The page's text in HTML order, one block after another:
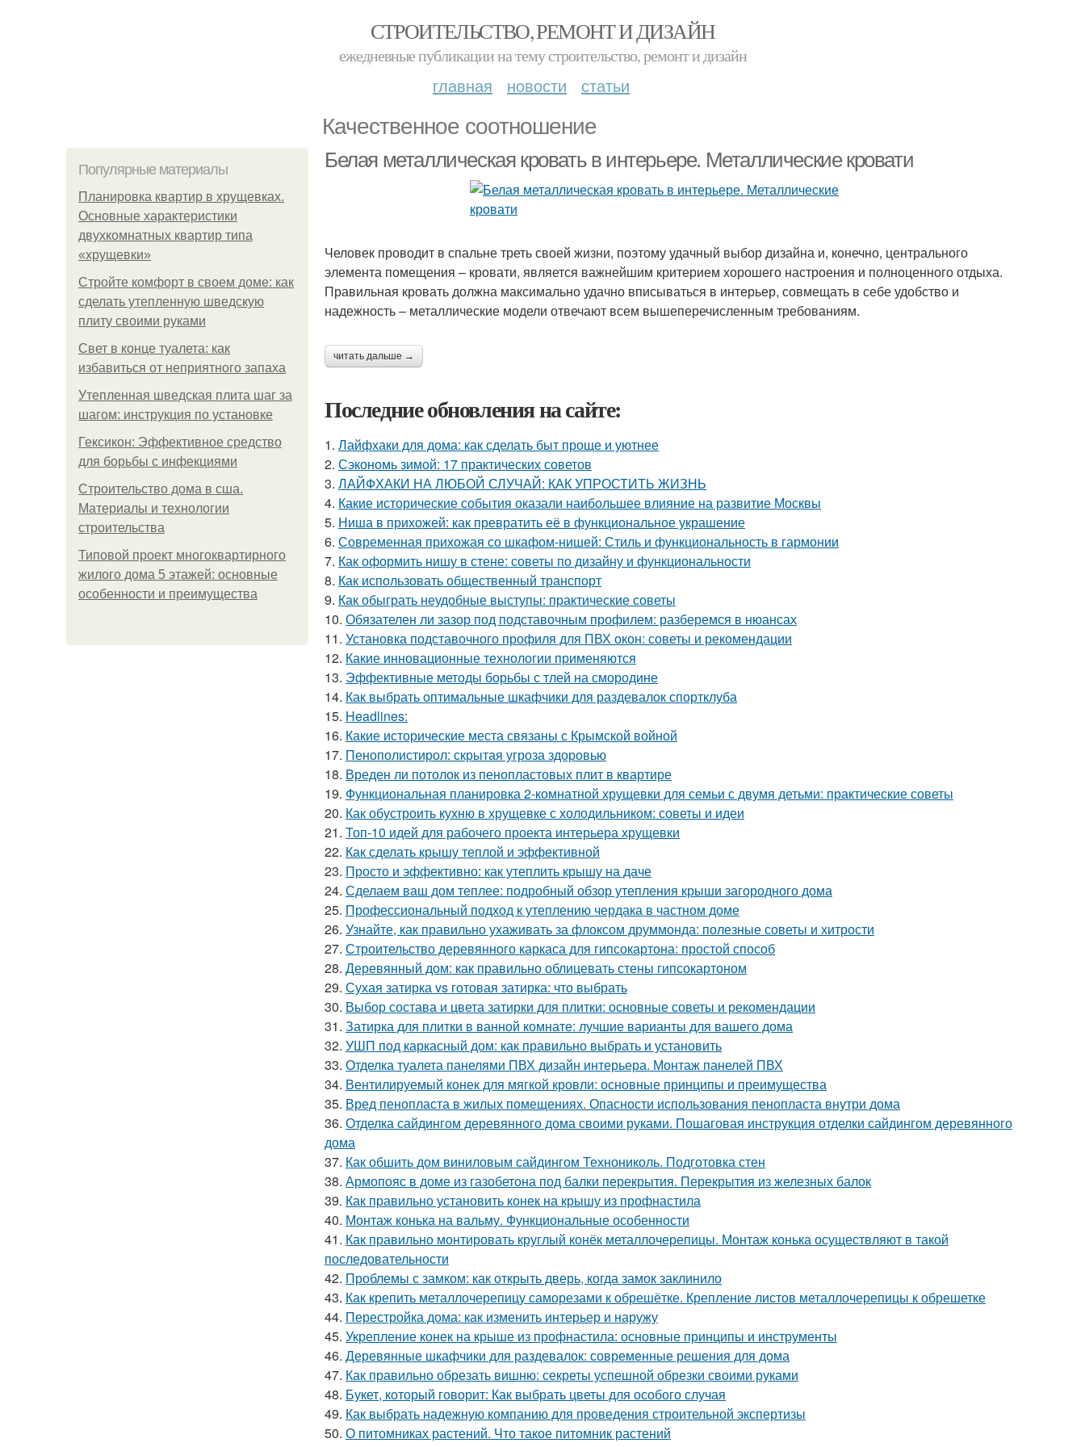
СТРОИТЕЛЬСТВО, РЕМОНТ И ДИЗАЙН
ежедневные публикации на тему строительство, ремонт и дизайн
главная новости статьи
Качественное соотношение
Популярные материалы
Планировка квартир в хрущевках.
Основные характеристики
двухкомнатных квартир типа
«хрущевки»
Стройте комфорт в своем доме: как
сделать утепленную шведскую
плиту своими руками
Свет в конце туалета: как
избавиться от неприятного запаха
Утепленная шведская плита шаг за
шагом: инструкция по установке
Гексикон: Эффективное средство
для борьбы с инфекциями
Строительство дома в сша.
Материалы и технологии
строительства
Типовой проект многоквартирного
жилого дома 5 этажей: основные
особенности и преимущества
Белая металлическая кровать в интерьере. Металлические кровати
Человек проводит в спальне треть своей жизни, поэтому удачный выбор дизайна и, конечно, центрального
элемента помещения – кровати, является важнейшим критерием хорошего настроения и полноценного отдыха.
Правильная кровать должна максимально удачно вписываться в интерьер, совмещать в себе удобство и
надежность – металлические модели отвечают всем вышеперечисленным требованиям.
читать дальше →
Последние обновления на сайте:
1. Лайфхаки для дома: как сделать быт проще и уютнее
2. Сэкономь зимой: 17 практических советов
3. ЛАЙФХАКИ НА ЛЮБОЙ СЛУЧАЙ: КАК УПРОСТИТЬ ЖИЗНЬ
4. Какие исторические события оказали наибольшее влияние на развитие Москвы
5. Ниша в прихожей: как превратить её в функциональное украшение
6. Современная прихожая со шкафом-нишей: Стиль и функциональность в гармонии
7. Как оформить нишу в стене: советы по дизайну и функциональности
8. Как использовать общественный транспорт
9. Как обыграть неудобные выступы: практические советы
10. Обязателен ли зазор под подставочным профилем: разберемся в нюансах
11. Установка подставочного профиля для ПВХ окон: советы и рекомендации
12. Какие инновационные технологии применяются
13. Эффективные методы борьбы с тлей на смородине
14. Как выбрать оптимальные шкафчики для раздевалок спортклуба
15. Headlines:
16. Какие исторические места связаны с Крымской войной
17. Пенополистирол: скрытая угроза здоровью
18. Вреден ли потолок из пенопластовых плит в квартире
19. Функциональная планировка 2-комнатной хрущевки для семьи с двумя детьми: практические советы
20. Как обустроить кухню в хрущевке с холодильником: советы и идеи
21. Топ-10 идей для рабочего проекта интерьера хрущевки
22. Как сделать крышу теплой и эффективной
23. Просто и эффективно: как утеплить крышу на даче
24. Сделаем ваш дом теплее: подробный обзор утепления крыши загородного дома
25. Профессиональный подход к утеплению чердака в частном доме
26. Узнайте, как правильно ухаживать за флоксом друммонда: полезные советы и хитрости
27. Строительство деревянного каркаса для гипсокартона: простой способ
28. Деревянный дом: как правильно облицевать стены гипсокартоном
29. Сухая затирка vs готовая затирка: что выбрать
30. Выбор состава и цвета затирки для плитки: основные советы и рекомендации
31. Затирка для плитки в ванной комнате: лучшие варианты для вашего дома
32. УШП под каркасный дом: как правильно выбрать и установить
33. Отделка туалета панелями ПВХ дизайн интерьера. Монтаж панелей ПВХ
34. Вентилируемый конек для мягкой кровли: основные принципы и преимущества
35. Вред пенопласта в жилых помещениях. Опасности использования пенопласта внутри дома
36. Отделка сайдингом деревянного дома своими руками. Пошаговая инструкция отделки сайдингом деревянного
дома
37. Как обшить дом виниловым сайдингом Технониколь. Подготовка стен
38. Армопояс в доме из газобетона под балки перекрытия. Перекрытия из железных балок
39. Как правильно установить конек на крышу из профнастила
40. Монтаж конька на вальму. Функциональные особенности
41. Как правильно монтировать круглый конёк металлочерепицы. Монтаж конька осуществляют в такой
последовательности
42. Проблемы с замком: как открыть дверь, когда замок заклинило
43. Как крепить металлочерепицу саморезами к обрешётке. Крепление листов металлочерепицы к обрешетке
44. Перестройка дома: как изменить интерьер и наружу
45. Укрепление конек на крыше из профнастила: основные принципы и инструменты
46. Деревянные шкафчики для раздевалок: современные решения для дома
47. Как правильно обрезать вишню: секреты успешной обрезки своими руками
48. Букет, который говорит: Как выбрать цветы для особого случая
49. Как выбрать надежную компанию для проведения строительной экспертизы
50. О питомниках растений. Что такое питомник растений